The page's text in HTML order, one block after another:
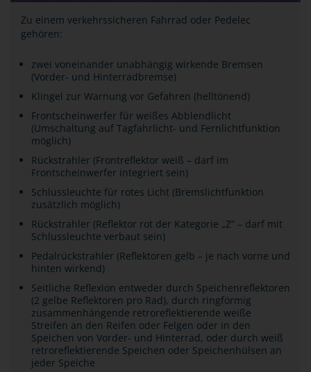
Zu einem verkehrssicheren Fahrrad oder Pedelec
gehören:
zwei voneinander unabhängig wirkende Bremsen
(Vorder- und Hinterradbremse)
Klingel zur Warnung vor Gefahren (helltönend)
Frontscheinwerfer für weißes Abblendlicht
(Umschaltung auf Tagfahrlicht- und Fernlichtfunktion
möglich)
Rückstrahler (Frontreflektor weiß – darf im
Frontscheinwerfer integriert sein)
Schlussleuchte für rotes Licht (Bremslichtfunktion
zusätzlich möglich)
Rückstrahler (Reflektor rot der Kategorie „Z“ – darf mit
Schlussleuchte verbaut sein)
Pedalrückstrahler (Reflektoren gelb – je nach vorne und
hinten wirkend)
Seitliche Reflexion entweder durch Speichenreflektoren
(2 gelbe Reflektoren pro Rad), durch ringförmig
zusammenhängende retroreflektierende weiße
Streifen an den Reifen oder Felgen oder in den
Speichen von Vorder- und Hinterrad, oder durch weiß
retroreflektierende Speichen oder Speichenhülsen an
jeder Speiche